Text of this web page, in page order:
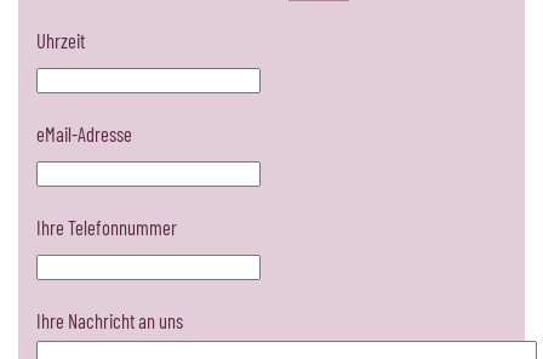
Uhrzeit
eMail-Adresse
Ihre Telefonnummer
Ihre Nachricht an uns